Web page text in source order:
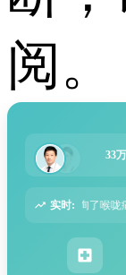
阅。
33
实时:
2分钟前 李** 咨询